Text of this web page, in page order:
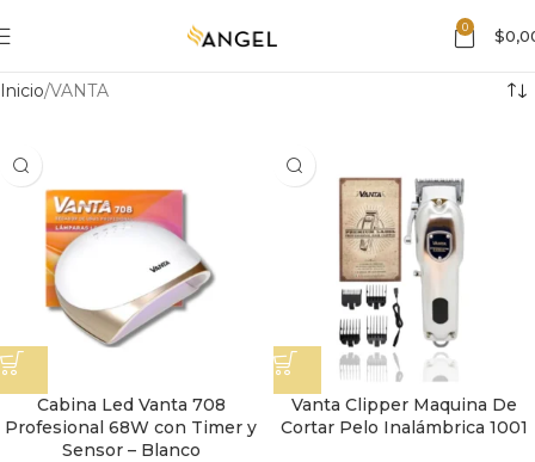
0 $
Inicio VANTA
Cabina Led Vanta 708
Profesional 68W con Timer y
Sensor – Blanco
Vanta Clipper Maquina De
Cortar Pelo Inalámbrica 1001